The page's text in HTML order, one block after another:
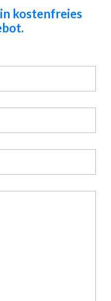
kostenfreies